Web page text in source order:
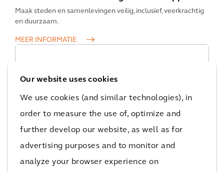
Our website uses cookies
We use cookies (and similar technologies), in
order to measure the use of, optimize and
further develop our website, as well as for
advertising purposes and to monitor and
analyze your browser experience on
Maak steden en samenlevingen veilig, inclusief, veerkrachtig
en duurzaam.
MEER INFORMATIE
13: Klimaatmaatregelen
Neem noodzakelijke actie om de gevolgen van
klimaatverandering te beperken.